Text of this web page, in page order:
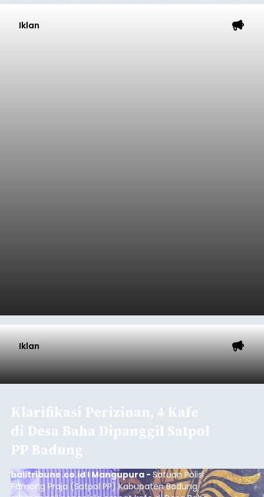
Iklan
Iklan
Klarifikasi Perizinan, 4 Kafe
di Desa Baha Dipanggil Satpol
PP Badung
balitribune.co.id I Mangupura - Satuan Polisi
Pamong Praja (Satpol PP) Kabupaten Badung